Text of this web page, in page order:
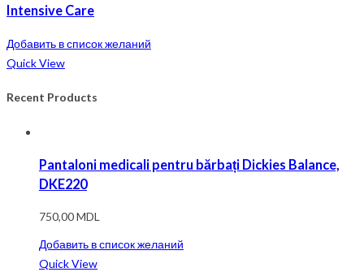
Intensive Care
Добавить в список желаний
Quick View
Recent Products
Pantaloni medicali pentru bărbați Dickies Balance,
DKE220
750,00MDL
Добавить в список желаний
Quick View